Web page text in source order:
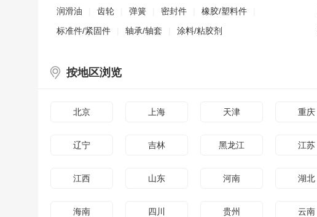
润滑油 齿轮 弹簧 密封件 橡胶/塑料件
标准件/紧固件
轴承/轴套 涂料/粘胶剂
按地区浏览
北京 上海 天津 重庆
辽宁 吉林 黑龙江 江苏
江西 山东 河南 湖北
海南 四川 贵州 云南